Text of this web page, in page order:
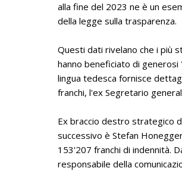
alla fine del 2023 ne è un
della legge sulla trasparenza.
Questi dati rivelano che i più
hanno beneficiato di
lingua tedesca fornisce
franchi, l'ex Segretario
Ex braccio destro strategico
successivo è Stefan
153'207 franchi di indennità.
responsabile della